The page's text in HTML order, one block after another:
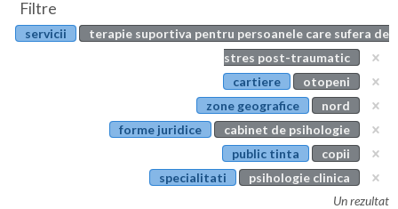
Botosani
Articole
Evenimente
Filtre
servicii
terapie suportiva pentru persoanele care sufera de
stres post-traumatic
cartiere
otopeni
zone geografice
nord
forme juridice
cabinet de psihologie
public tinta
copii
specialitati
psihologie clinica
Un rezultat